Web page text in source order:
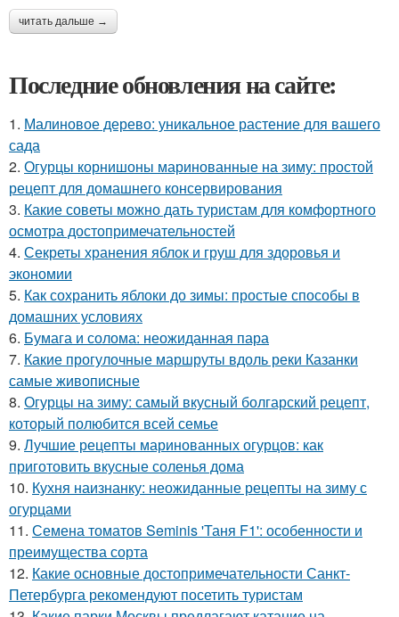
читать дальше →
Последние обновления на сайте:
1. Малиновое дерево: уникальное растение для вашего
сада
2. Огурцы корнишоны маринованные на зиму: простой
рецепт для домашнего консервирования
3. Какие советы можно дать туристам для комфортного
осмотра достопримечательностей
4. Секреты хранения яблок и груш для здоровья и
экономии
5. Как сохранить яблоки до зимы: простые способы в
домашних условиях
6. Бумага и солома: неожиданная пара
7. Какие прогулочные маршруты вдоль реки Казанки
самые живописные
8. Огурцы на зиму: самый вкусный болгарский рецепт,
который полюбится всей семье
9. Лучшие рецепты маринованных огурцов: как
приготовить вкусные соленья дома
10. Кухня наизнанку: неожиданные рецепты на зиму с
огурцами
11. Семена томатов Seminis 'Таня F1': особенности и
преимущества сорта
12. Какие основные достопримечательности Санкт-
Петербурга рекомендуют посетить туристам